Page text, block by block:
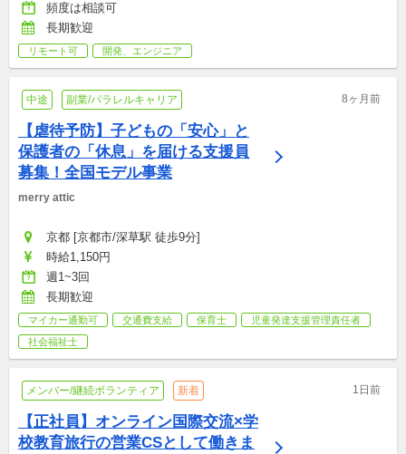
頻度は相談可
長期歓迎
リモート可 開発、エンジニア
中途 副業/パラレルキャリア 8ヶ月前
【虐待予防】子どもの「安心」と
保護者の「休息」を届ける支援員
募集！全国モデル事業
merry attic
京都 [京都市/深草駅 徒歩9分]
時給1,150円
週1~3回
長期歓迎
マイカー通勤可 交通費支給 保育士
児童発達支援管理責任者
社会福祉士
メンバー/継続ボランティア 新着 1日前
【正社員】オンライン国際交流×学
校教育旅行の営業CSとして働きま